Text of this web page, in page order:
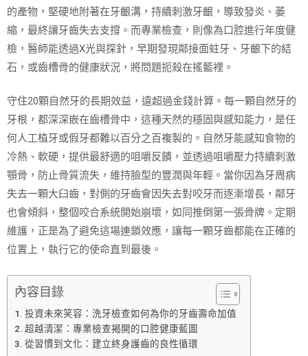
的產物，堅硬地附著在牙齦溝，持續刺激牙齦，導致發炎、萎
縮，最終讓牙齒失去支撐。而專業檢查，則像為口腔進行年度健
檢，醫師能透過X光與探針，早期發現鄰接面蛀牙、牙齦下的結
石，或齒槽骨的健康狀況，將問題扼殺在搖籃裡。
守住20顆自然牙的長期效益，遠超過金錢計算。每一顆自然牙的
牙根，都深深嵌在齒槽骨中，這種天然的穩固與感知能力，是任
何人工植牙或假牙都難以百分之百複製的。自然牙能感知食物的
冷熱、軟硬，提供最舒適的咀嚼反饋，並透過咀嚼壓力持續刺激
顎骨，防止骨質流失，維持臉型的豐潤與年輕。當你因為牙周病
失去一顆大臼齒，對側的牙齒會因失去對咬牙而逐漸增長，鄰牙
也會傾斜，整個咬合系統開始崩壞，如同推倒第一張骨牌。定期
維護，正是為了避免這場連鎖效應，讓每一顆牙齒都能在正確的
位置上，執行它的使命直到最後。
內容目錄
投資未來笑容：洗牙檢查如何為你的牙齒壽命加值
超越清潔：專業檢查揭開的口腔健康藍圖
從習慣到文化：建立終身護齒的良性循環